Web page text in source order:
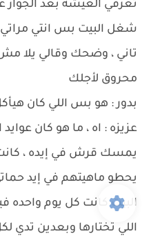
تعرفي العيشه بعد الجواز
شغل البيت بس انتي
تاني ، وضحك وقالي يلا
محروق لأجلك
بدور : هو بس اللي كان
عزيزه : اه ، ما هو كان
يمسك قرش في إيده ،
يحطو ماهيتهم في إيد
البيت كانت كل يوم واحده
اللي تختارها وبعدين تدي